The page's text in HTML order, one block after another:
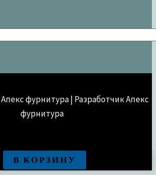
фурнитура | Разработчик Апекс
фурнитура
В КОРЗИНУ